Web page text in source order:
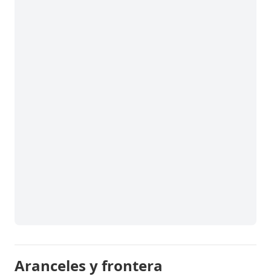
Aranceles y frontera